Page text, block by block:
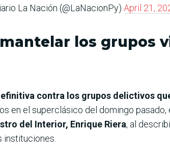
La Nación (@LaNacionPy) April 21,
los grupos
contra los grupos delictivos
en el superclásico del domingo pasado,
del Interior, Enrique Riera, al
instituciones.